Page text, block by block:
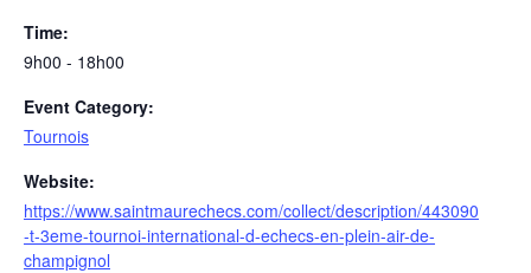
Time:
9h00 - 18h00
Event Category:
Tournois
Website:
https://www.saintmaurechecs.com/collect/description/443090
-t-3eme-tournoi-international-d-echecs-en-plein-air-de-
champignol